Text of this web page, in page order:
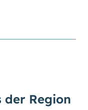
der Region